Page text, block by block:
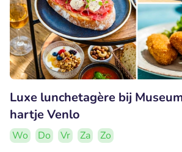
Luxe lunchetagère bij
hartje Venlo
Wo Do Vr Za
Zo